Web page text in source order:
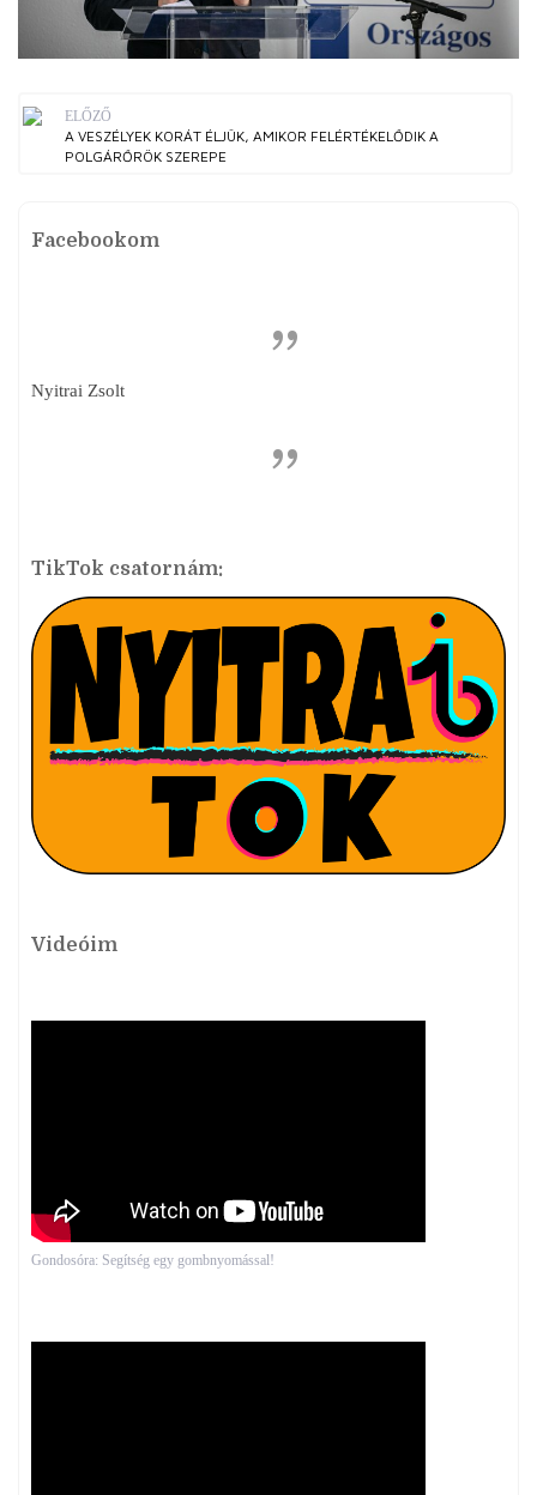
ELŐZŐ
A VESZÉLYEK KORÁT ÉLJÜK, AMIKOR FELÉRTÉKELŐDIK A
POLGÁRŐRÖK SZEREPE
Facebookom
Nyitrai Zsolt
TikTok csatornám:
Videóim
Gondosóra: Segítség egy gombnyomással!